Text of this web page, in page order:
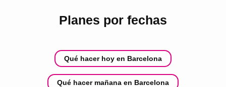
Planes por fechas
Qué hacer hoy en Barcelona
Qué hacer mañana en Barcelona